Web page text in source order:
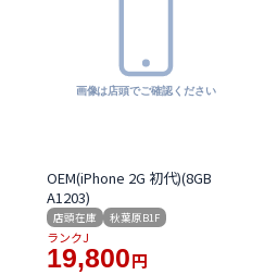
OEM(iPhone 2G 初代)(8GB
A1203)
店頭在庫 秋葉原B1F
ランクJ
19,800 円